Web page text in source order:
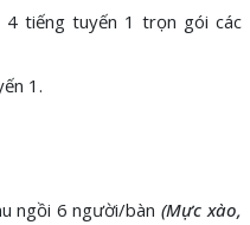
4 tiếng tuyến 1 trọn gói các
1.
ngồi 6 người/bàn (Mực xào,